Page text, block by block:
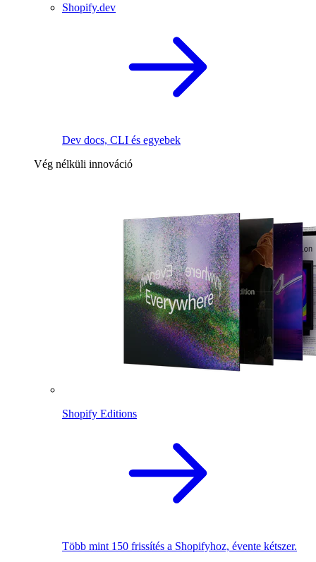
Shopify.dev
Dev docs, CLI és egyebek
Vég nélküli innováció
Shopify Editions
Több mint 150 frissítés a Shopifyhoz, évente kétszer.